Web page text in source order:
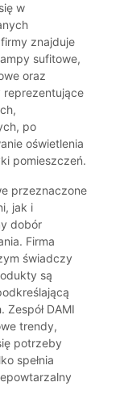
w
znajduje
sufitowe,
oraz
reprezentujące
po
oświetlenia
pomieszczeń.
przeznaczone
jak i
dobór
Firma
świadczy
są
DAMI
trendy,
potrzeby
spełnia